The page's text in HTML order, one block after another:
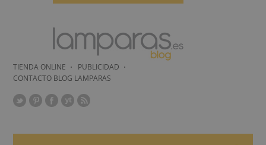
TIENDA ONLINE
PUBLICIDAD
CONTACTO BLOG LAMPARAS